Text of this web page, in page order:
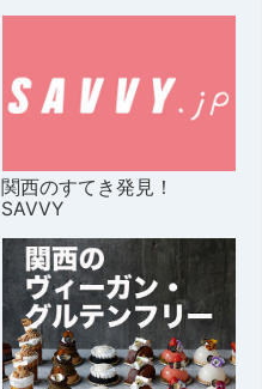
関西のすてき発見！
SAVVY